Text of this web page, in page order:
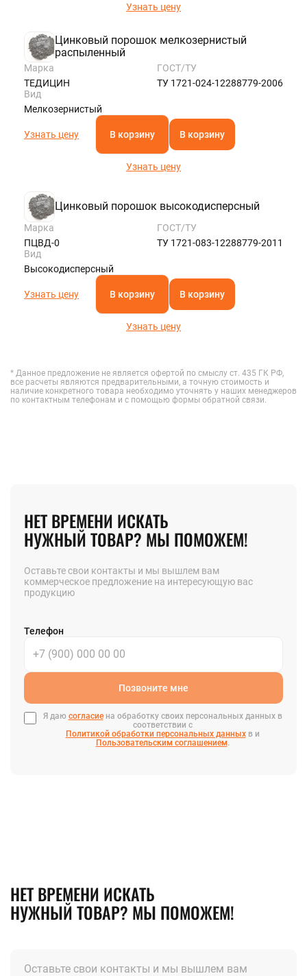
Узнать цену
Цинковый порошок мелкозернистый
распыленный
Марка
ТЕДИЦИН
ГОСТ/ТУ
ТУ 1721-024-12288779-2006
Вид
Мелкозернистый
Узнать цену В корзину В корзину
Узнать цену
Цинковый порошок высокодисперсный
Марка
ПЦВД-0
ГОСТ/ТУ
ТУ 1721-083-12288779-2011
Вид
Высокодисперсный
Узнать цену В корзину В корзину
Узнать цену
* Данное предложение не является офертой по смыслу ст. 435 ГК РФ,
все расчеты являются предварительными, а точную стоимость и
наличие конкретного товара необходимо уточнять у наших менеджеров
по контактным телефонам и с помощью формы обратной связи.
НЕТ ВРЕМЕНИ ИСКАТЬ
НУЖНЫЙ ТОВАР? МЫ ПОМОЖЕМ!
Оставьте свои контакты и мы вышлем вам
коммерческое предложение на интересующую вас
продукцию
Телефон
Позвоните мне
Я даю согласиена обработку своих персональных данных в
соответствии с
Политикой обработки персональных данныхв и
Пользовательским соглашением.
НЕТ ВРЕМЕНИ ИСКАТЬ
НУЖНЫЙ ТОВАР? МЫ ПОМОЖЕМ!
Оставьте свои контакты и мы вышлем вам